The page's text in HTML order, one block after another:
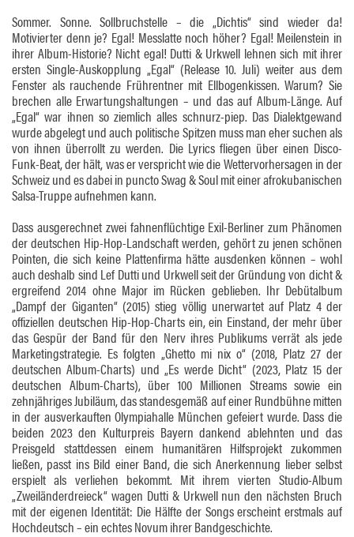
Sommer. Sonne. Sollbruchstelle – die „Dichtis“ sind wieder da!
Motivierter denn je? Egal! Messlatte noch höher? Egal! Meilenstein in
ihrer Album-Historie? Nicht egal! Dutti & Urkwell lehnen sich mit ihrer
ersten Single-Auskopplung „Egal“ (Release 10. Juli) weiter aus dem
Fenster als rauchende Frührentner mit Ellbogenkissen. Warum? Sie
brechen alle Erwartungshaltungen – und das auf Album-Länge. Auf
„Egal“ war ihnen so ziemlich alles schnurz-piep. Das Dialektgewand
wurde abgelegt und auch politische Spitzen muss man eher suchen als
von ihnen überrollt zu werden. Die Lyrics fliegen über einen Disco-
Funk-Beat, der hält, was er verspricht wie die Wettervorhersagen in der
Schweiz und es dabei in puncto Swag & Soul mit einer afrokubanischen
Salsa-Truppe aufnehmen kann.
Dass ausgerechnet zwei fahnenflüchtige Exil-Berliner zum Phänomen
der deutschen Hip-Hop-Landschaft werden, gehört zu jenen schönen
Pointen, die sich keine Plattenfirma hätte ausdenken können – wohl
auch deshalb sind Lef Dutti und Urkwell seit der Gründung von dicht &
ergreifend 2014 ohne Major im Rücken geblieben. Ihr Debütalbum
„Dampf der Giganten“ (2015) stieg völlig unerwartet auf Platz 4 der
offiziellen deutschen Hip-Hop-Charts ein, ein Einstand, der mehr über
das Gespür der Band für den Nerv ihres Publikums verrät als jede
Marketingstrategie. Es folgten „Ghetto mi nix o“ (2018, Platz 27 der
deutschen Album-Charts) und „Es werde Dicht“ (2023, Platz 15 der
deutschen Album-Charts), über 100 Millionen Streams sowie ein
zehnjähriges Jubiläum, das standesgemäß auf einer Rundbühne mitten
in der ausverkauften Olympiahalle München gefeiert wurde. Dass die
beiden 2023 den Kulturpreis Bayern dankend ablehnten und das
Preisgeld stattdessen einem humanitären Hilfsprojekt zukommen
ließen, passt ins Bild einer Band, die sich Anerkennung lieber selbst
erspielt als verliehen bekommt. Mit ihrem vierten Studio-Album
„Zweiländerdreieck“ wagen Dutti & Urkwell nun den nächsten Bruch
mit der eigenen Identität: Die Hälfte der Songs erscheint erstmals auf
Hochdeutsch – ein echtes Novum ihrer Bandgeschichte.